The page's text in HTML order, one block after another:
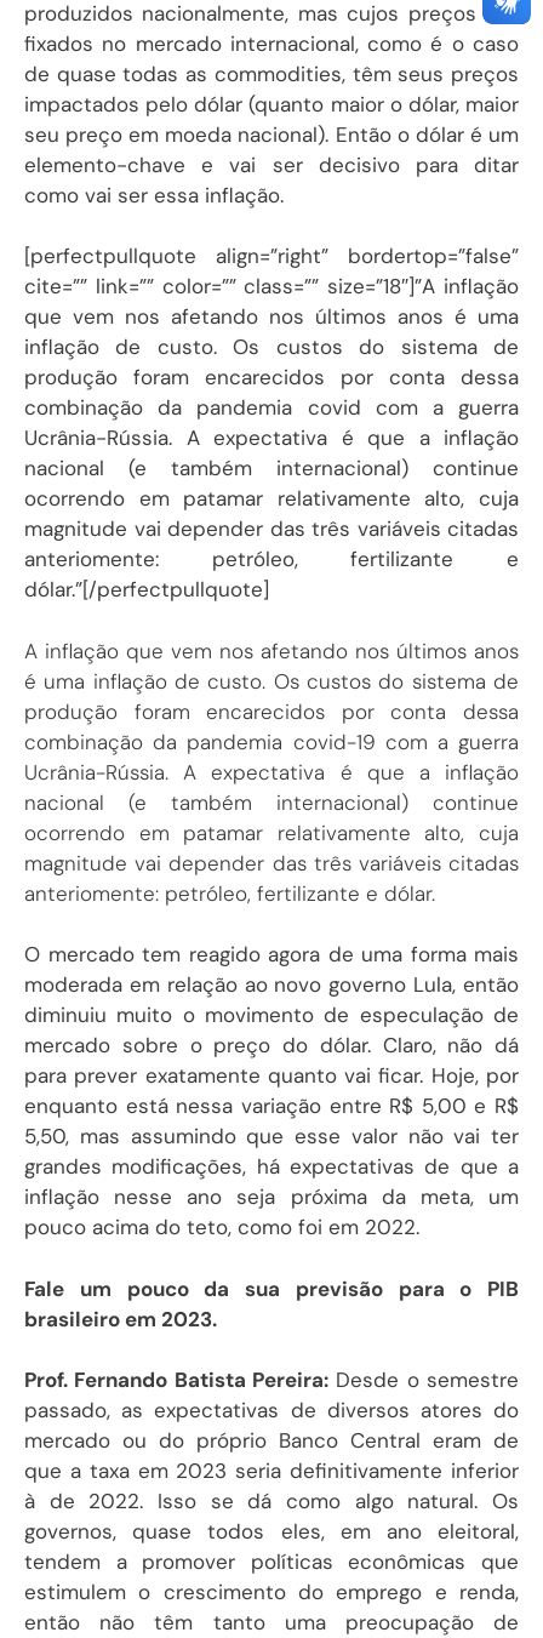
produzidos nacionalmente, mas cujos preços são
fixados no mercado internacional, como é o caso
de quase todas as commodities, têm seus preços
impactados pelo dólar (quanto maior o dólar, maior
seu preço em moeda nacional). Então o dólar é um
elemento-chave e vai ser decisivo para ditar
como vai ser essa inflação.
[perfectpullquote align=”right” bordertop=”false”
cite=”” link=”” color=”” class=”” size=”18″]”A inflação
que vem nos afetando nos últimos anos é uma
inflação de custo. Os custos do sistema de
produção foram encarecidos por conta dessa
combinação da pandemia covid com a guerra
Ucrânia-Rússia. A expectativa é que a inflação
nacional (e também internacional) continue
ocorrendo em patamar relativamente alto, cuja
magnitude vai depender das três variáveis citadas
anteriomente: petróleo, fertilizante e
dólar.”[/perfectpullquote]
A inflação que vem nos afetando nos últimos anos
é uma inflação de custo. Os custos do sistema de
produção foram encarecidos por conta dessa
combinação da pandemia covid-19 com a guerra
Ucrânia-Rússia. A expectativa é que a inflação
nacional (e também internacional) continue
ocorrendo em patamar relativamente alto, cuja
magnitude vai depender das três variáveis citadas
anteriomente: petróleo, fertilizante e dólar.
O mercado tem reagido agora de uma forma mais
moderada em relação ao novo governo Lula, então
diminuiu muito o movimento de especulação de
mercado sobre o preço do dólar. Claro, não dá
para prever exatamente quanto vai ficar. Hoje, por
enquanto está nessa variação entre R$ 5,00 e R$
5,50, mas assumindo que esse valor não vai ter
grandes modificações, há expectativas de que a
inflação nesse ano seja próxima da meta, um
pouco acima do teto, como foi em 2022.
Fale um pouco da sua previsão para o PIB
brasileiro em 2023.
Prof. Fernando Batista Pereira: Desde o semestre
passado, as expectativas de diversos atores do
mercado ou do próprio Banco Central eram de
que a taxa em 2023 seria definitivamente inferior
à de 2022. Isso se dá como algo natural. Os
governos, quase todos eles, em ano eleitoral,
tendem a promover políticas econômicas que
estimulem o crescimento do emprego e renda,
então não têm tanto uma preocupação de